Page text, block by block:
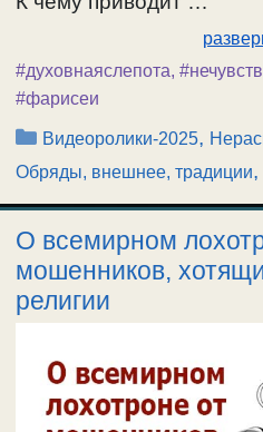
#духовнаяслепота,
#фарисеи
Рубрики
Видеоролики-2025,
Обряды, внешнее, традиции,
О всемирном
мошенников,
религии